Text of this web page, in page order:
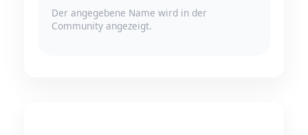
Der angegebene Name wird in der
Community angezeigt.